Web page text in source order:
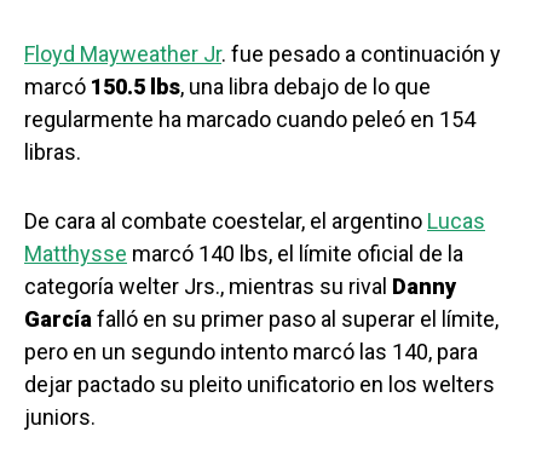
Floyd Mayweather Jr. fue pesado a continuación y
marcó 150.5 lbs, una libra debajo de lo que
regularmente ha marcado cuando peleó en 154
libras.
De cara al combate coestelar, el argentino Lucas
Matthysse marcó 140 lbs, el límite oficial de la
categoría welter Jrs., mientras su rival Danny
Garcíafalló en su primer paso al superar el límite,
pero en un segundo intento marcó las 140, para
dejar pactado su pleito unificatorio en los welters
juniors.